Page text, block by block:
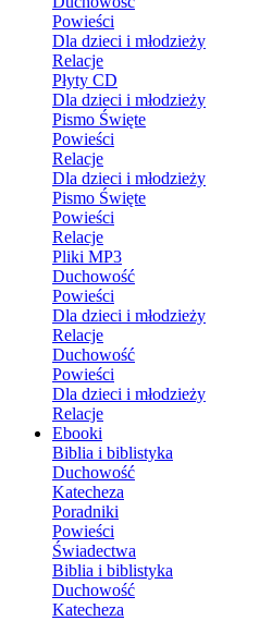
Powieści
Dla dzieci i młodzieży
Relacje
Płyty CD
Dla dzieci i młodzieży
Pismo Święte
Powieści
Relacje
Dla dzieci i młodzieży
Pismo Święte
Powieści
Relacje
Pliki MP3
Duchowość
Powieści
Dla dzieci i młodzieży
Relacje
Duchowość
Powieści
Dla dzieci i młodzieży
Relacje
Ebooki
Biblia i biblistyka
Duchowość
Katecheza
Poradniki
Powieści
Świadectwa
Biblia i biblistyka
Duchowość
Katecheza